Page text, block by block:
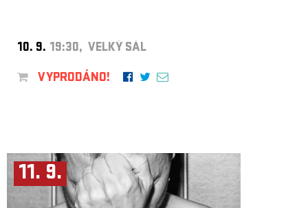
10. 9. 19:30, VELKÝ SÁL
VYPRODÁNO!
11. 9.